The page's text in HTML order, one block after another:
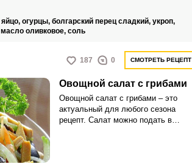
яйцо, огурцы, болгарский перец сладкий, укроп,
масло оливковое, соль
187 0 СМОТРЕТЬ РЕЦЕПТ
Овощной салат с грибами
Овощной салат с грибами – это
актуальный для любого сезона
рецепт. Салат можно подать в